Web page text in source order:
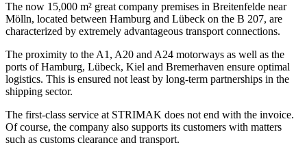
The now 15,000 m² great company premises in Breitenfelde near
Mölln, located between Hamburg and Lübeck on the B 207, are
characterized by extremely advantageous transport connections.
The proximity to the A1, A20 and A24 motorways as well as the
ports of Hamburg, Lübeck, Kiel and Bremerhaven ensure optimal
logistics. This is ensured not least by long-term partnerships in the
shipping sector.
The first-class service at STRIMAK does not end with the invoice.
Of course, the company also supports its customers with matters
such as customs clearance and transport.